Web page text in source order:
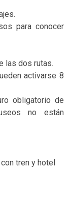
para conocer
las dos rutas.
activarse 8
obligatorio de
no están
tren y hotel